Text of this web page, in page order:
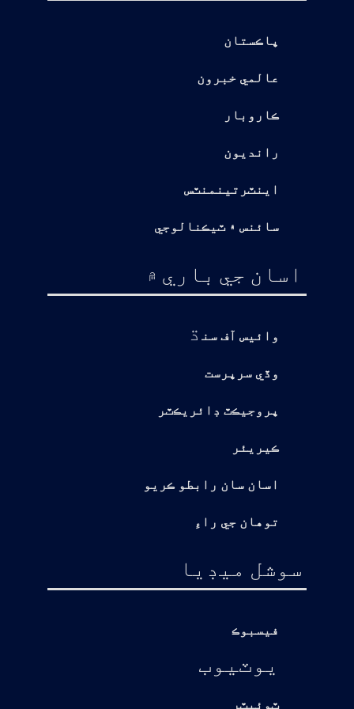
پاڪستان
عالمي خبرون
ڪاروبار
رانديون
اينٽرتينمنٽس
سائنس ۽ ٽيڪنالوجي
اسان جي باري ۾
وائيس آف سن ڌ
وڏي سرپرست
پروجيڪٽ ڊائريڪٽر
ڪيريئر
اسان سان رابطو ڪريو
توهان جي راءِ
سوشل ميڊيا
فيسبوڪ
يوٽيوب
ٽوئيٽر